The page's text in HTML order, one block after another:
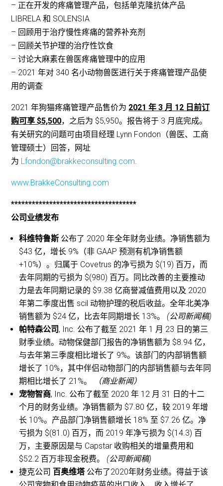
– 正在开发的疼痛管理产品，包括单克隆抗体产品
LIBRELA 和 SOLENSIA
– 回顾用于治疗慢性疼痛的营养补充剂
– 回顾关节护理的治疗性饮食
– 讨论大麻素在兽医疼痛管理中的应用
– 2021 年对 340 名小动物兽医进行关于疼痛管理产品使
用的调查
2021 年狗猫疼痛管理产品售价为 2021 年 3 月 12 日前订
购可享 $5,500，之后为 $5,950。报告将于 3 月底完成。
有关研究的问题可由项目经理 Lynn Fondon（兽医、工商
管理硕士）回答，网址
为 Lfondon@brakkeconsulting.com.
www.BrakkeConsulting.com
************************************
公司业绩发布
科维特鲁斯 公布了 2020 年全年财务业绩。净销售额为
$43 亿，增长 9%（非 GAAP 预测有机净销售额
+10%）。归属于 Covetrus 的净亏损为 $(19) 百万，而
去年同期的亏损为 $(980) 百万。同比改善的主要推动
力是去年同期记录的 $9.38 亿商誉减值费用以及 2020
年第二季度出售 scil 动物护理的税后收益。全年北美净
销售额为 $24 亿，比去年同期增长 13%。 (公司新闻稿)
帕特森公司 , Inc. 公布了截至 2021 年 1 月 23 日的第三
财季业绩。动物保健部门报告的净销售额为 $8.94 亿，
与去年第三季度相比增长了 9%。该部门的内部销售额
增长了 10%，其中伴侣动物部门的内部销售额与去年同
期相比增长了 21%。
（商业新闻）
宠物智商, Inc. 公布了截至 2020 年 12 月 31 日的十二
个月的财务业绩。净销售额为 $7.80 亿，较 2019 年增
长 10%。产品部门净销售额增长 18% 至 $7.26 亿。净
亏损为 $(81.0) 百万，而 2019 年净亏损为 $(14.3) 百
万，主要原因是与 Capstar 收购相关的增量费用和
$52.2 百万非现金税费。 (公司新闻稿)
捷克公司 百奥维塔公布了2020年财务业绩。得益于该